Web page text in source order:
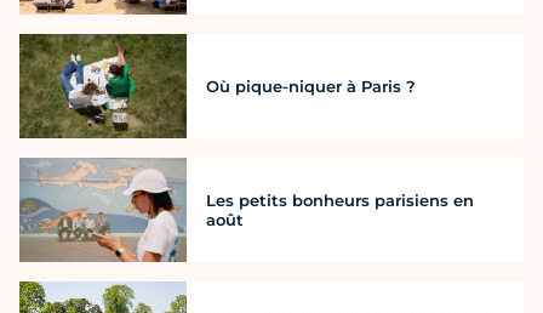
Où pique-niquer à Paris ?
Les petits bonheurs parisiens en
août